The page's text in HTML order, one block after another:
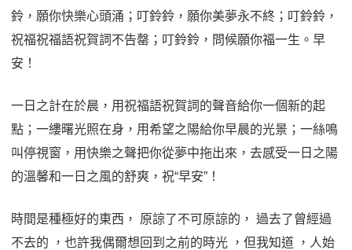
鈴，願你快樂心頭涌；叮鈴鈴，願你美夢永不終；叮鈴鈴，
祝福祝福語祝賀詞不告罄；叮鈴鈴，問候願你福一生。早
安！
一日之計在於晨，用祝福語祝賀詞的聲音給你一個新的起
點；一縷曙光照在身，用希望之陽給你早晨的光景；一絲鳴
叫停視窗，用快樂之聲把你從夢中拖出來，去感受一日之陽
的溫馨和一日之風的舒爽，祝“早安”！
時間是種極好的東西， 原諒了不可原諒的， 過去了曾經過
不去的 ，也許我偶爾想回到之前的時光 ，但我知道 ，人始